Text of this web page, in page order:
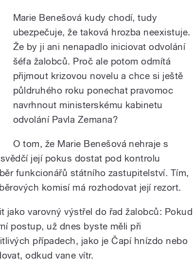
Marie Benešová kudy chodí, tudy
ubezpečuje, že taková hrozba neexistuje.
Že by ji ani nenapadlo iniciovat odvolání
šéfa žalobců. Proč ale potom odmítá
přijmout krizovou novelu a chce si ještě
půldruhého roku ponechat pravomoc
navrhnout ministerskému kabinetu
odvolání Pavla Zemana?
O tom, že Marie Benešová nehraje s
její pokus dostat pod kontrolu
funkcionářů státního zastupitelství. Tím,
komisí má rozhodovat její rezort.
jako varovný výstřel do řad žalobců: Pokud
postup, už dnes byste měli při
případech, jako je Čapí hnízdo nebo
odkud vane vítr.